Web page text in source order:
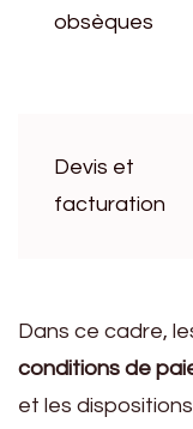
obsèques
Devis et
facturation
Dans ce cadre,
conditions de
et les